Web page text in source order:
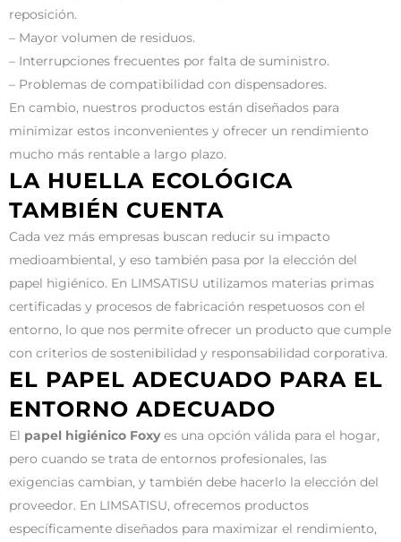
reposición.
– Mayor volumen de residuos.
– Interrupciones frecuentes por falta de suministro.
– Problemas de compatibilidad con dispensadores.
En cambio, nuestros productos están diseñados para
minimizar estos inconvenientes y ofrecer un rendimiento
mucho más rentable a largo plazo.
LA HUELLA ECOLÓGICA
TAMBIÉN CUENTA
Cada vez más empresas buscan reducir su impacto
medioambiental, y eso también pasa por la elección del
papel higiénico. En LIMSATISU utilizamos materias primas
certificadas y procesos de fabricación respetuosos con el
entorno, lo que nos permite ofrecer un producto que cumple
con criterios de sostenibilidad y responsabilidad corporativa.
EL PAPEL ADECUADO PARA EL
ENTORNO ADECUADO
El papel higiénico Foxyes una opción válida para el hogar,
pero cuando se trata de entornos profesionales, las
exigencias cambian, y también debe hacerlo la elección del
proveedor. En LIMSATISU, ofrecemos productos
específicamente diseñados para maximizar el rendimiento,